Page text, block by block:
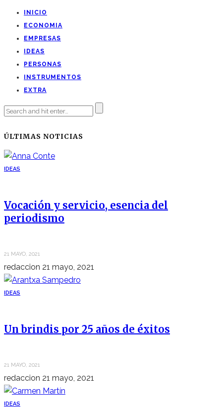
INICIO
ECONOMIA
EMPRESAS
IDEAS
PERSONAS
INSTRUMENTOS
EXTRA
ÚLTIMAS NOTICIAS
IDEAS
Vocación y servicio, esencia del
periodismo
21 MAYO, 2021
redaccion 21 mayo, 2021
IDEAS
Un brindis por 25 años de éxitos
21 MAYO, 2021
redaccion 21 mayo, 2021
IDEAS